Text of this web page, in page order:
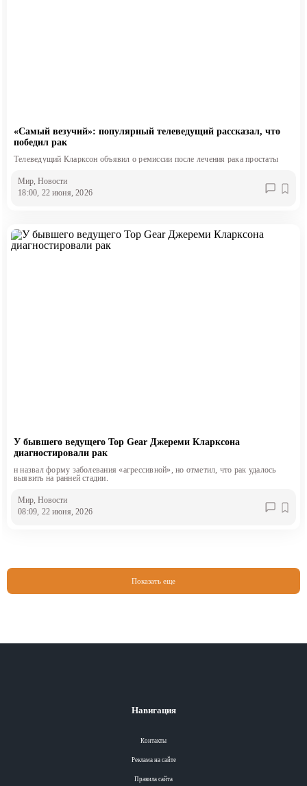
«Самый везучий»: популярный телеведущий рассказал, что
победил рак
Телеведущий Кларксон объявил о ремиссии после лечения рака простаты
Мир , Новости
18:00, 22 июня, 2026
У бывшего ведущего Top Gear Джереми Кларксона
диагностировали рак
н назвал форму заболевания «агрессивной», но отметил, что рак удалось
выявить на ранней стадии.
Мир, Новости
08:09, 22 июня, 2026
Показать еще
Навигация
Контакты
Реклама на сайте
Правила сайта